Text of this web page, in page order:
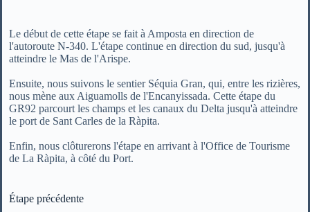
Le début de cette étape se fait à Amposta en direction de
l'autoroute N-340. L'étape continue en direction du sud, jusqu'à
atteindre le Mas de l'Arispe.
Ensuite, nous suivons le sentier Séquia Gran, qui, entre les rizières,
nous mène aux Aiguamolls de l'Encanyissada. Cette étape du
GR92 parcourt les champs et les canaux du Delta jusqu'à atteindre
le port de Sant Carles de la Ràpita.
Enfin, nous clôturerons l'étape en arrivant à l'Office de Tourisme
de La Ràpita, à côté du Port.
Étape précédente